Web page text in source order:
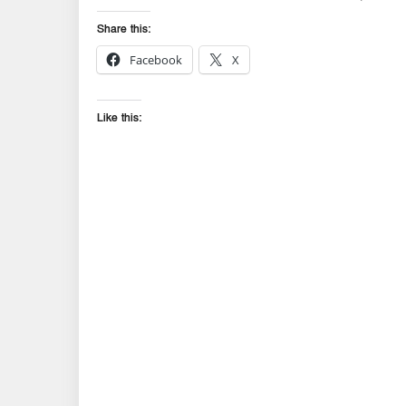
Share this:
Facebook X
Like this: